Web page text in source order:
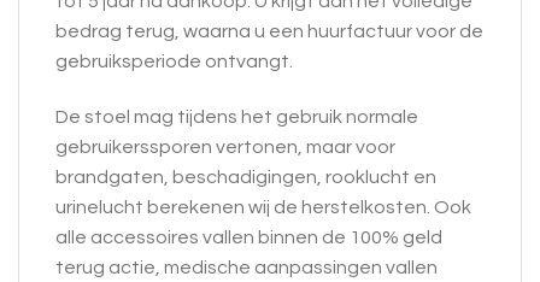
bedrag terug, waarna u een huurfactuur voor de
gebruiksperiode ontvangt.
De stoel mag tijdens het gebruik normale
gebruikerssporen vertonen, maar voor
brandgaten, beschadigingen, rooklucht en
urinelucht berekenen wij de herstelkosten. Ook
alle accessoires vallen binnen de 100% geld
terug actie, medische aanpassingen vallen